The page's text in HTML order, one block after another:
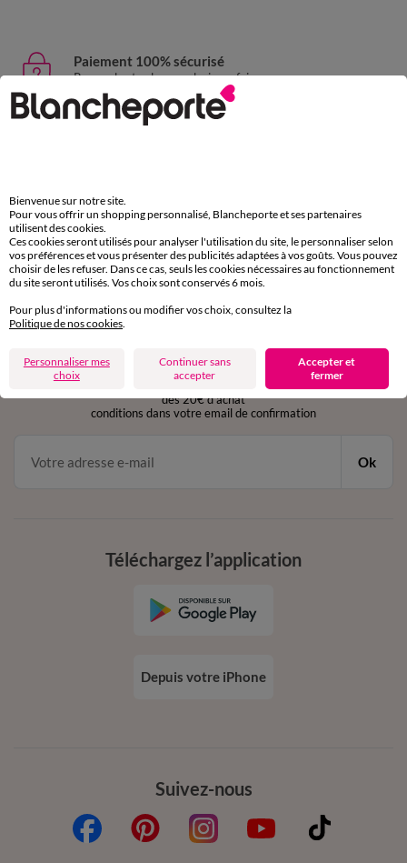
Paiement 100% sécurisé
Payez plus tard ou en plusieurs fois
Livraison express
sous 30 jours avec Mondial Relay uniquement
Service clients
par chat et par téléphone
de 8h00 à 20h00 du lundi au samedi
en vous inscrivant à la newsletter
dès 20€ d’achat
conditions dans votre email de confirmation
Ok
Suivez-nous
Téléchargez l’application
Depuis votre iPhone
Bienvenue sur notre site.
Pour vous offrir un shopping personnalisé, Blancheporte et ses partenaires
utilisent des cookies.
Ces cookies seront utilisés pour analyser l'utilisation du site, le personnaliser selon
vos préférences et vous présenter des publicités adaptées à vos goûts. Vous pouvez
choisir de les refuser. Dans ce cas, seuls les cookies nécessaires au fonctionnement
du site seront utilisés. Vos choix sont conservés 6 mois.
Pour plus d'informations ou modifier vos choix, consultez la
Politique de nos cookies
Personnaliser mes
choix
Continuer sans
accepter
Accepter et
fermer